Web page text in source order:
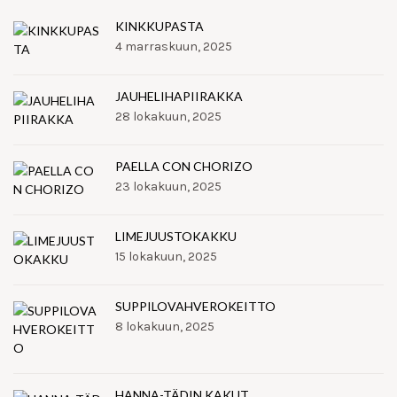
KINKKUPASTA
4 marraskuun, 2025
JAUHELIHAPIIRAKKA
28 lokakuun, 2025
PAELLA CON CHORIZO
23 lokakuun, 2025
LIMEJUUSTOKAKKU
15 lokakuun, 2025
SUPPILOVAHVEROKEITTO
8 lokakuun, 2025